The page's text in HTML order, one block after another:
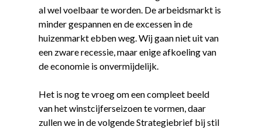
al wel voelbaar te worden. De arbeidsmarkt is
minder gespannen en de excessen in de
huizenmarkt ebben weg. Wij gaan niet uit van
een zware recessie, maar enige afkoeling van
de economie is onvermijdelijk.
Het is nog te vroeg om een compleet beeld
van het winstcijferseizoen te vormen, daar
zullen we in de volgende Strategiebrief bij stil